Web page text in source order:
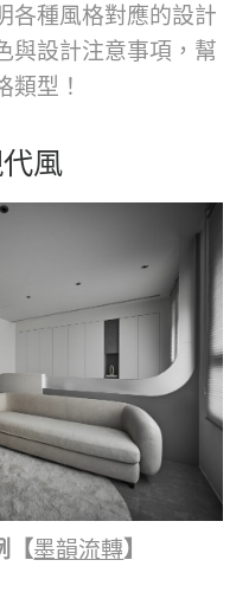
各種風格對應的設計
與設計注意事項，幫
類型！
風
【墨韻流轉】